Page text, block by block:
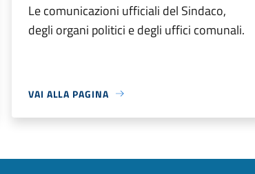
Le comunicazioni ufficiali del Sindaco,
degli organi politici e degli uffici comunali.
VAI ALLA PAGINA